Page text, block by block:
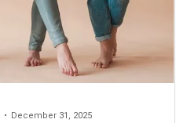
December 31, 2025